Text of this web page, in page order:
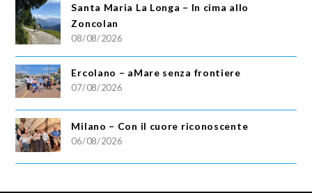
Santa Maria La Longa – In cima allo
Zoncolan
08/08/2026
Ercolano – aMare senza frontiere
07/08/2026
Milano – Con il cuore riconoscente
06/08/2026